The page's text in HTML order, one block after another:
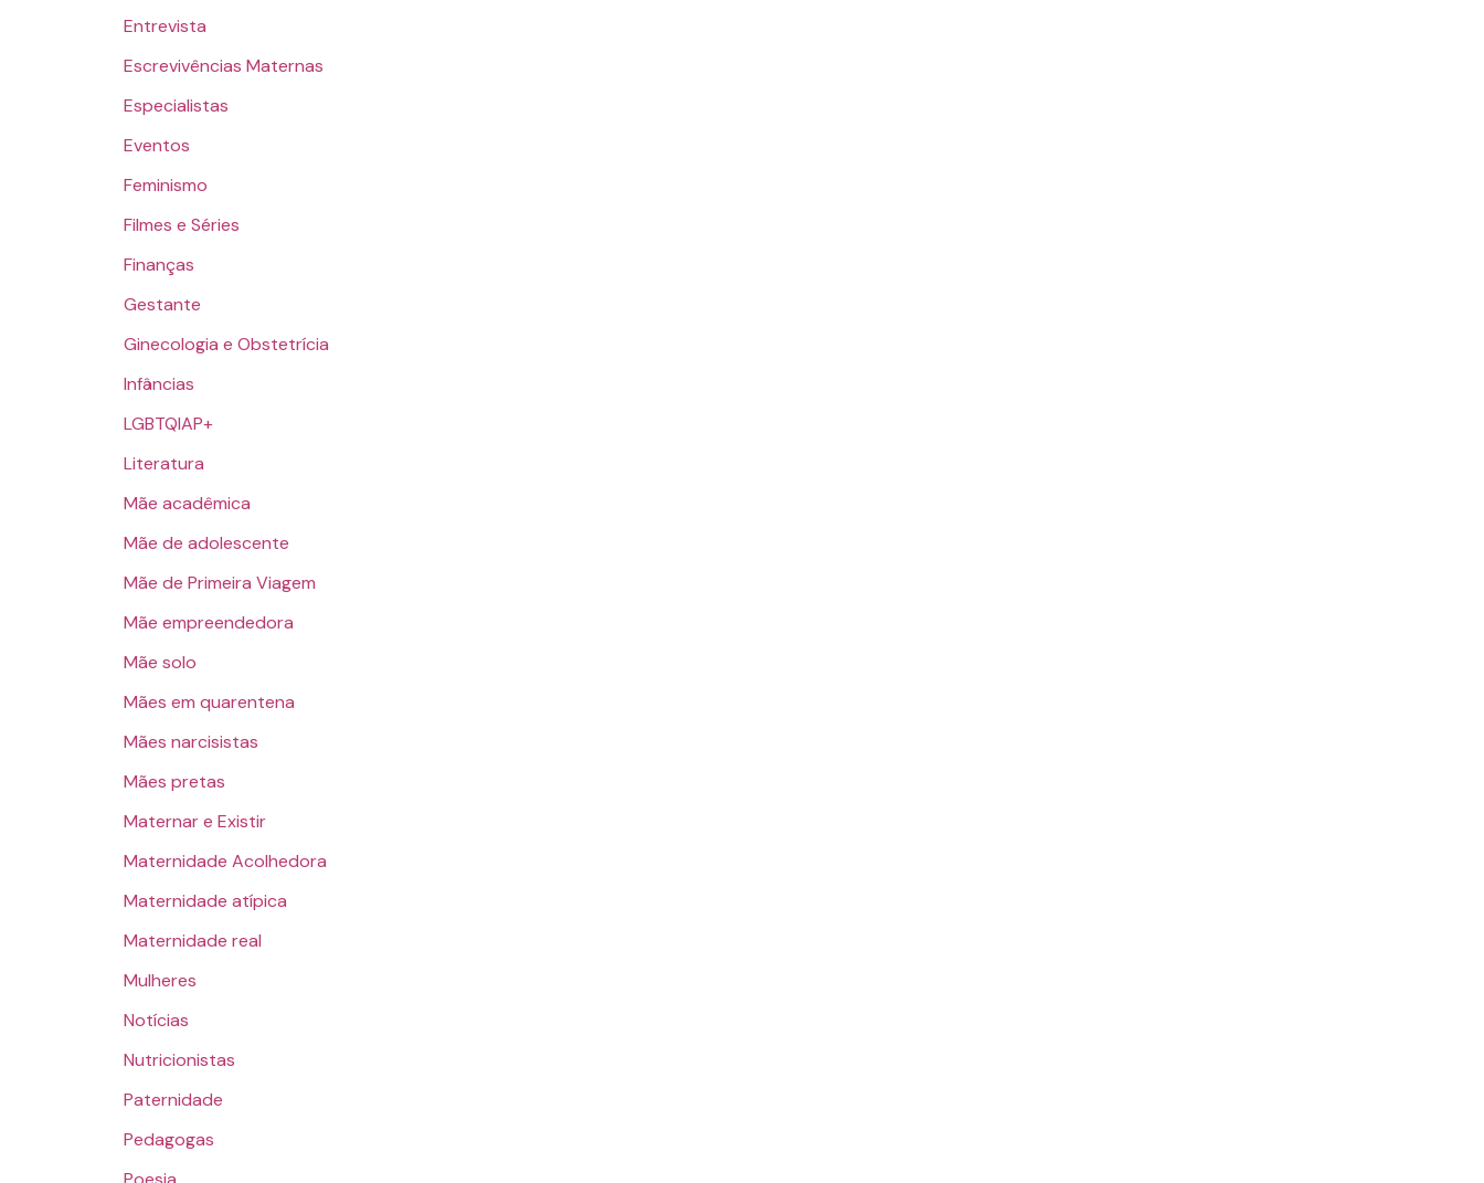
Entrevista
Escrevivências Maternas
Especialistas
Eventos
Feminismo
Filmes e Séries
Finanças
Gestante
Ginecologia e Obstetrícia
Infâncias
LGBTQIAP+
Literatura
Mãe acadêmica
Mãe de adolescente
Mãe de Primeira Viagem
Mãe empreendedora
Mãe solo
Mães em quarentena
Mães narcisistas
Mães pretas
Maternar e Existir
Maternidade Acolhedora
Maternidade atípica
Maternidade real
Mulheres
Notícias
Nutricionistas
Paternidade
Pedagogas